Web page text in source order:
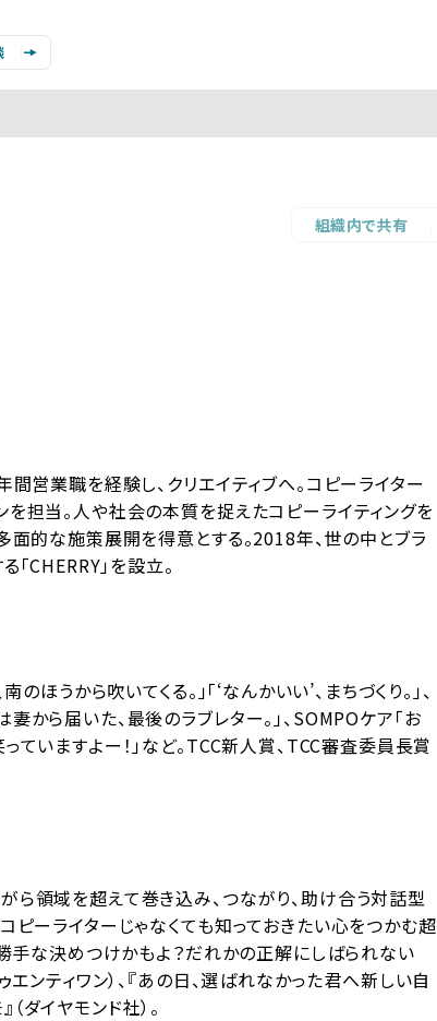
組織内で共有
営業職を経験し、クリエイティブへ。コピーライター
を担当。人や社会の本質を捉えたコピーライティングを
面的な施策展開を得意とする。2018年、世の中とブラ
「CHERRY」を設立。
ほうから吹いてくる。」「‘なんかいい’、まちづくり。」、
から届いた、最後のラブレター。」、SOMPOケア「お
ていますよー！」など。TCC新人賞、TCC審査委員長賞
ら領域を超えて巻き込み、つながり、助け合う対話型
ピーライターじゃなくても知っておきたい心をつかむ超
勝手な決めつけかもよ？だれかの正解にしばられない
エンティワン）、『あの日、選ばれなかった君へ新しい自
ダイヤモンド社）。